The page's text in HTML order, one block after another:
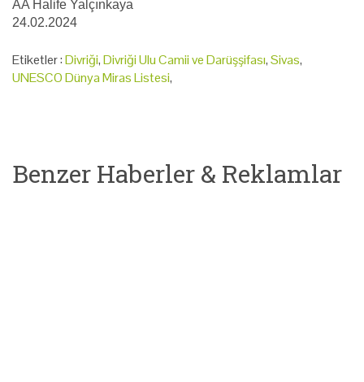
AA Halife Yalçınkaya
24.02.2024
Etiketler :Divriği,Divriği Ulu Camii ve Darüşşifası,Sivas,
UNESCO Dünya Miras Listesi,
Benzer Haberler & Reklamlar